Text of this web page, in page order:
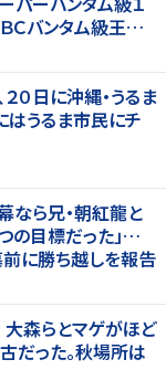
バンタム級王者・
０日に沖縄・うるま
うるま市民にチ
なら兄・朝紅龍と
の目標だった」…
に勝ち越しを報告
森らとマゲがほど
だった。秋場所は